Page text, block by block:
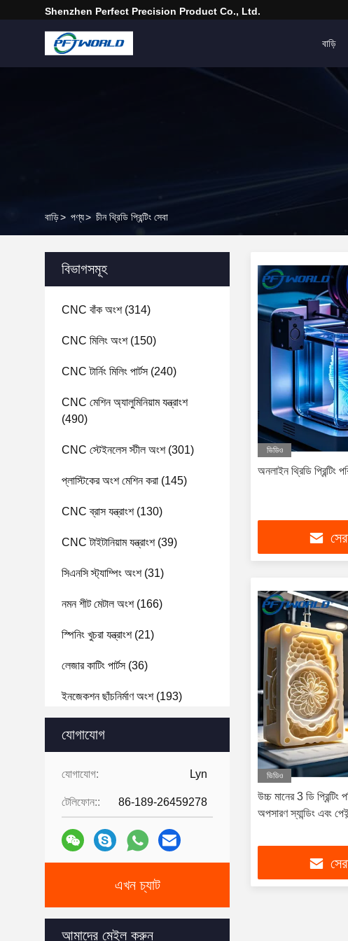
Shenzhen Perfect Precision Product Co., Ltd.
বাড়ি
বাড়ি> পণ্য> চীন থ্রিডি প্রিন্টিং সেবা
বিভাগসমূহ
CNC বাঁক অংশ(314)
CNC মিলিং অংশ(150)
CNC টার্নিং মিলিং পার্টস(240)
CNC মেশিন অ্যালুমিনিয়াম যন্ত্রাংশ
(490)
CNC স্টেইনলেস স্টীল অংশ(301)
প্লাস্টিকের অংশ মেশিন করা (145)
CNC ব্রাস যন্ত্রাংশ(130)
CNC টাইটানিয়াম যন্ত্রাংশ(39)
সিএনসি স্ট্যাম্পিং অংশ(31)
নমন শীট মেটাল অংশ(166)
স্পিনিং খুচরা যন্ত্রাংশ(21)
লেজার কাটিং পার্টস(36)
ইনজেকশন ছাঁচনির্মাণ অংশ(193)
সিএনসি এভিয়েশন পার্টস(7)
সিএনসি সাইকেলের যন্ত্রাংশ (6)
কাস্টম মেটাল গিয়ার(5)
যোগাযোগ
যোগাযোগ: Lyn
টেলিফোন:: 86-189-26459278
এখন চ্যাট
আমাদের মেইল করুন
ভিডিও
অনলাইন থ্রিডি প্রিন্টিং
ভিডিও
উচ্চ মানের 3 ডি প্রিন্টিং
অপসারণ স্যান্ডিং এবং